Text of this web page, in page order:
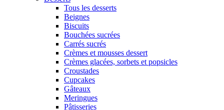
Tous les desserts
Beignes
Biscuits
Bouchées sucrées
Carrés sucrés
Crèmes et mousses dessert
Crèmes glacées, sorbets et popsicles
Croustades
Cupcakes
Gâteaux
Meringues
Pâtisseries